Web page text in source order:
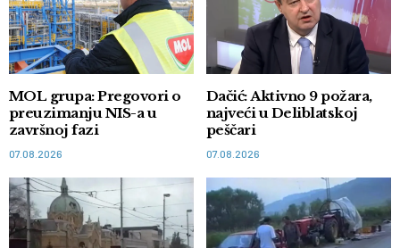
MOL grupa: Pregovori o
preuzimanju NIS-a u
završnoj fazi
07.08.2026
Dačić: Aktivno 9 požara,
najveći u Deliblatskoj
peščari
07.08.2026